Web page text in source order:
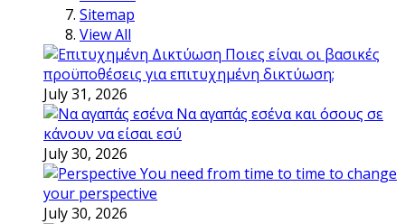
Sitemap
View All
Ποιες είναι οι βασικές
προϋποθέσεις για επιτυχημένη δικτύωση;
July 31, 2026
Να αγαπάς εσένα και όσους σε
κάνουν να είσαι εσύ
July 30, 2026
You need from time to time to change
your perspective
July 30, 2026